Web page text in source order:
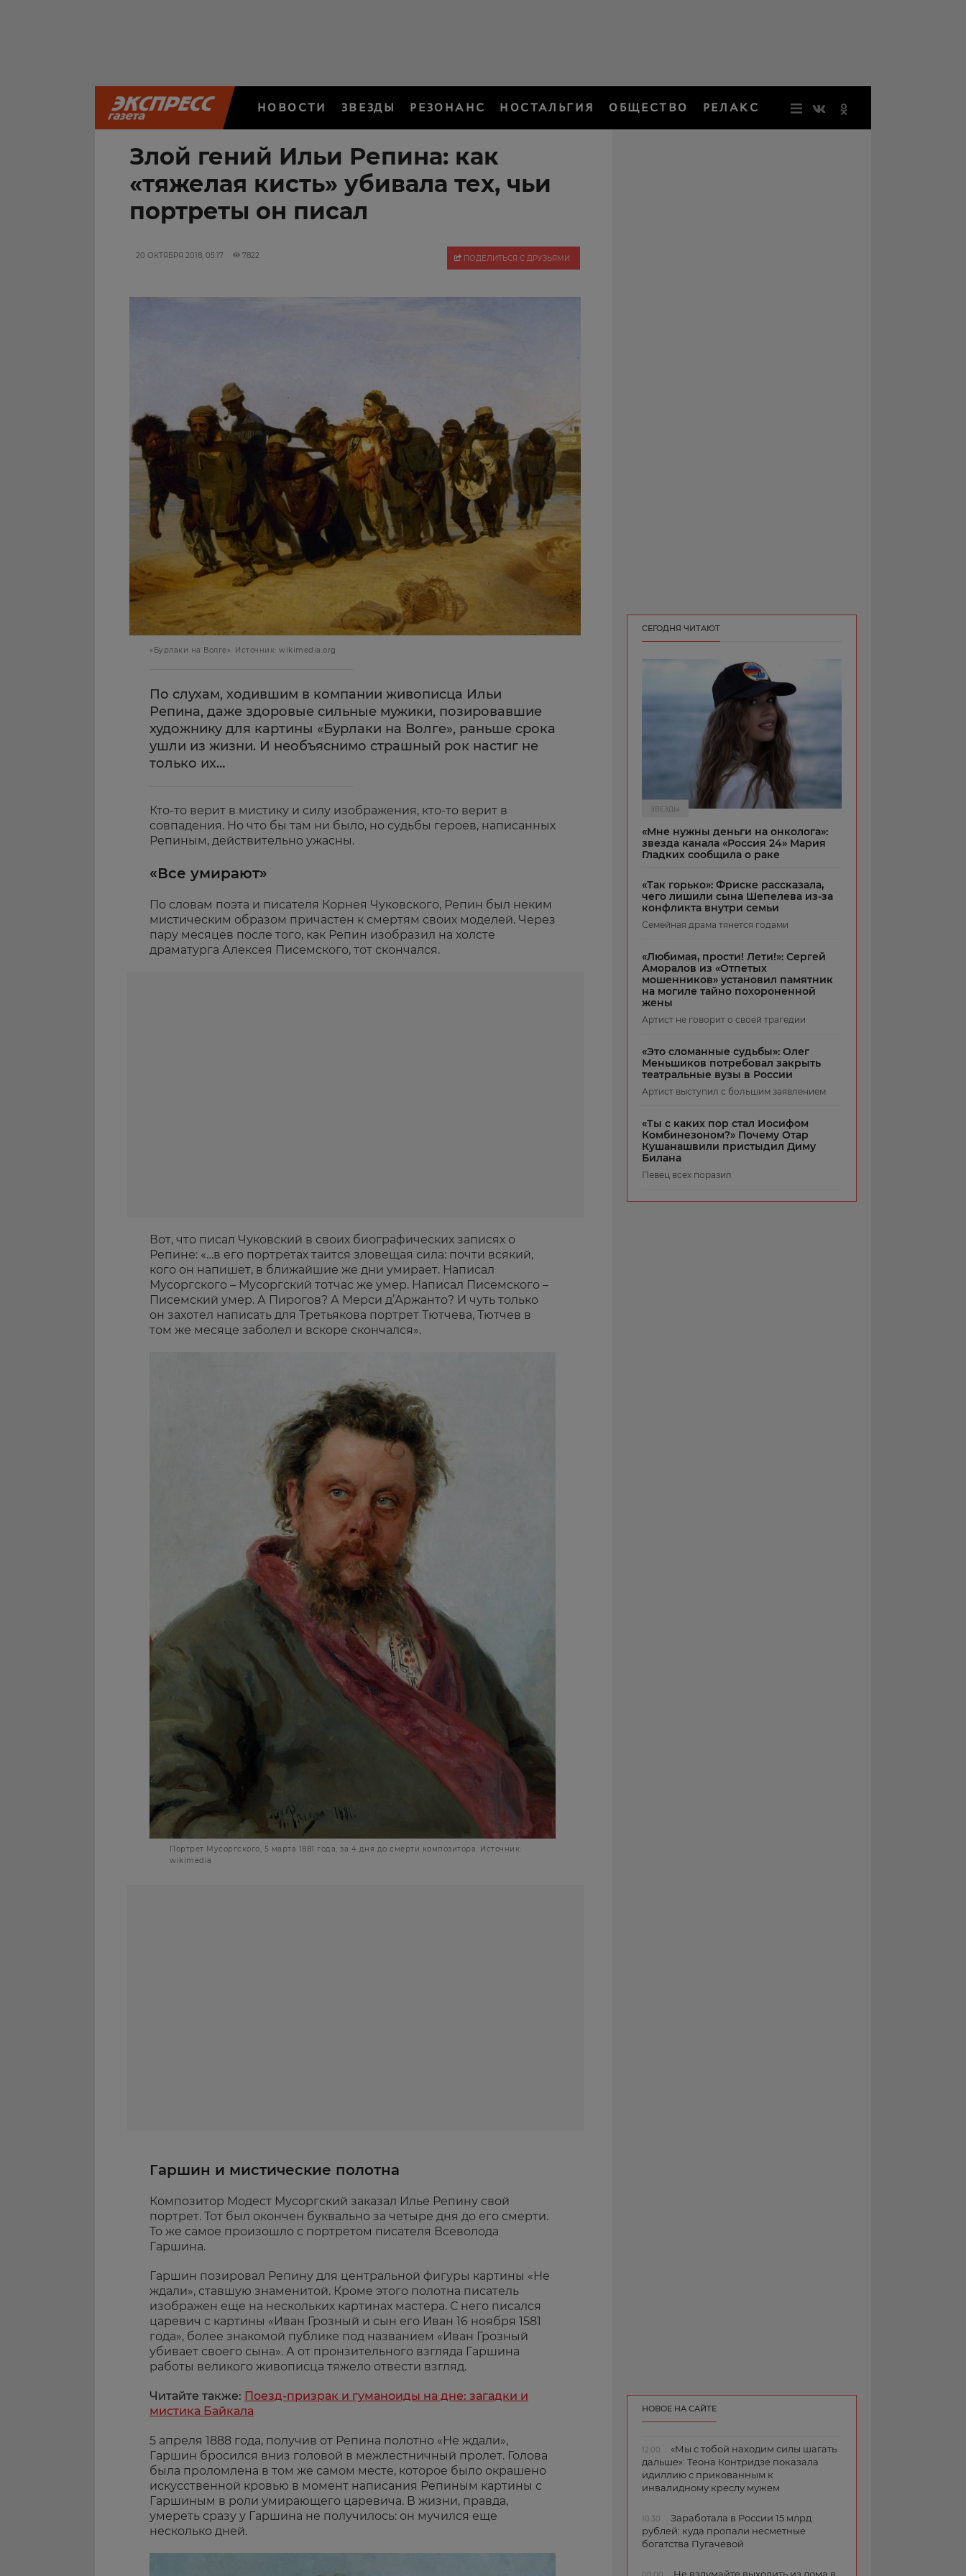
НОВОСТИ ЗВЕЗДЫ РЕЗОНАНС НОСТАЛЬГИЯ ОБЩЕСТВО РЕЛАКС
Злой гений Ильи Репина: как
«тяжелая кисть» убивала тех, чьи
портреты он писал
20 ОКТЯБРЯ 2018, 05:17 7822 ПОДЕЛИТЬСЯ С ДРУЗЬЯМИ
«Бурлаки на Волге». Источник: wikimedia.org
По слухам, ходившим в компании живописца Ильи
Репина, даже здоровые сильные мужики, позировавшие
художнику для картины «Бурлаки на Волге», раньше срока
ушли из жизни. И необъяснимо страшный рок настиг не
только их…
Кто-то верит в мистику и силу изображения, кто-то верит в
совпадения. Но что бы там ни было, но судьбы героев, написанных
Репиным, действительно ужасны.
«Все умирают»
По словам поэта и писателя Корнея Чуковского, Репин был неким
мистическим образом причастен к смертям своих моделей. Через
пару месяцев после того, как Репин изобразил на холсте
драматурга Алексея Писемского, тот скончался.
Вот, что писал Чуковский в своих биографических записях о
Репине: «…в его портретах таится зловещая сила: почти всякий,
кого он напишет, в ближайшие же дни умирает. Написал
Мусоргского – Мусоргский тотчас же умер. Написал Писемского –
Писемский умер. А Пирогов? А Мерси д’Аржанто? И чуть только
он захотел написать для Третьякова портрет Тютчева, Тютчев в
том же месяце заболел и вскоре скончался».
Портрет Мусоргского, 5 марта 1881 года, за 4 дня до смерти композитора. Источник:
wikimedia
Гаршин и мистические полотна
Композитор Модест Мусоргский заказал Илье Репину свой
портрет. Тот был окончен буквально за четыре дня до его смерти.
То же самое произошло с портретом писателя Всеволода
Гаршина.
Гаршин позировал Репину для центральной фигуры картины «Не
ждали», ставшую знаменитой. Кроме этого полотна писатель
изображен еще на нескольких картинах мастера. С него писался
царевич с картины «Иван Грозный и сын его Иван 16 ноября 1581
года», более знакомой публике под названием «Иван Грозный
убивает своего сына». А от пронзительного взгляда Гаршина
работы великого живописца тяжело отвести взгляд.
Читайте также: По­езд-приз­рак и гуманоиды на дне: загадки и
мистика Байкала
5 апреля 1888 года, получив от Репина полотно «Не ждали»,
Гаршин бросился вниз головой в межлестничный пролет. Голова
была проломлена в том же самом месте, которое было окрашено
искусственной кровью в момент написания Репиным картины с
Гаршиным в роли умирающего царевича. В жизни, правда,
умереть сразу у Гаршина не получилось: он мучился еще
несколько дней.
СЕГОДНЯ ЧИТАЮТ
ЗВЕЗДЫ
«Мне нужны деньги на онколога»:
звезда канала «Россия 24» Мария
Гладких сообщила о раке
«Так горько»: Фриске рассказала,
чего лишили сына Шепелева из-за
конфликта внутри семьи
Семейная драма тянется годами
«Любимая, прости! Лети!»: Сергей
Аморалов из «Отпетых
мошенников» установил памятник
на могиле тайно похороненной
жены
Артист не говорит о своей трагедии
«Это сломанные судьбы»: Олег
Меньшиков потребовал закрыть
театральные вузы в России
Артист выступил с большим заявлением
«Ты с каких пор стал Иосифом
Комбинезоном?» Почему Отар
Кушанашвили пристыдил Диму
Билана
Певец всех поразил
НОВОЕ НА САЙТЕ
12:00
«Мы с тобой находим силы шагать
дальше»: Теона Контридзе показала
идиллию с прикованным к
инвалидному креслу мужем
10:30
Заработала в России 15 млрд
рублей: куда пропали несметные
богатства Пугачевой